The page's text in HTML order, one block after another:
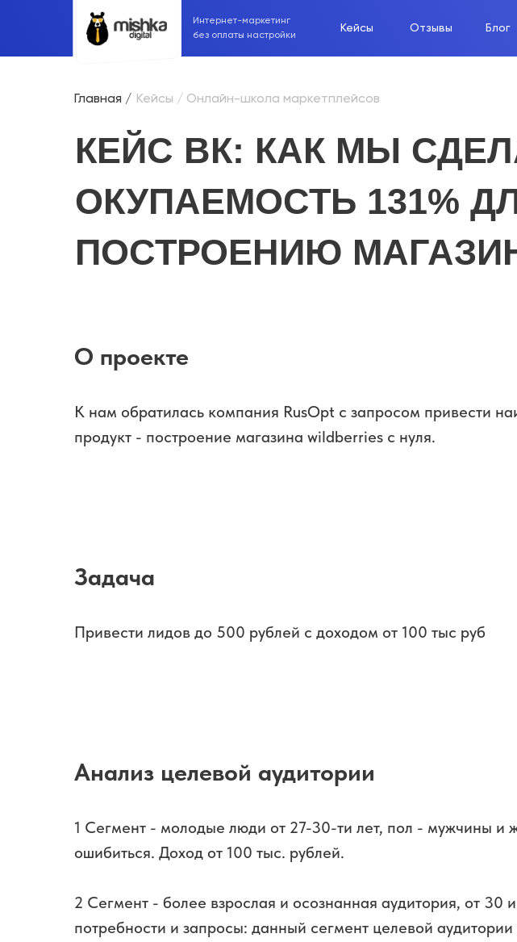
Кейсы Отзывы Блог
Интернет-маркетинг
без оплаты настройки
КЕЙС ВК: КАК МЫ
ОКУПАЕМОСТЬ 131%
ПОСТРОЕНИЮ
Кейсы / Онлайн-школа маркетплейсов
Главная /
О проекте
К нам обратилась компания RusOpt с запросом привести
продукт - построение магазина wildberries с нуля.
Задача
Привести лидов до 500 рублей с доходом от 100 тыс руб
Анализ целевой аудитории
1 Сегмент - молодые люди от 27-30-ти лет, пол - мужчины и
ошибиться. Доход от 100 тыс. рублей.
2 Сегмент - более взрослая и осознанная аудитория, от
потребности и запросы: данный сегмент целевой